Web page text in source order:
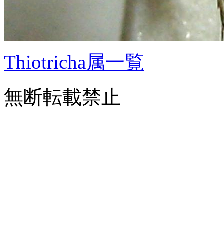
Thiotricha属一覧
無断転載禁止